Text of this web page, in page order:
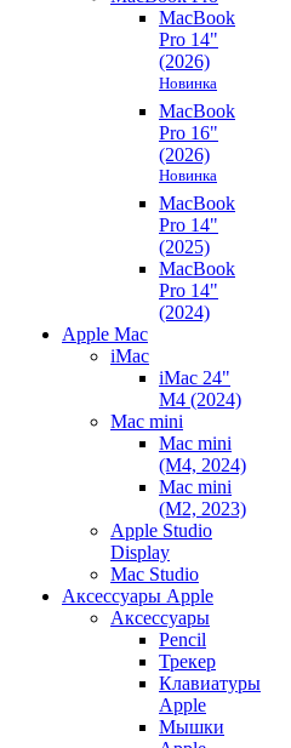
MacBook
Pro 14"
(2026)
Новинка
MacBook
Pro 16"
(2026)
Новинка
MacBook
Pro 14"
(2025)
MacBook
Pro 14"
(2024)
Apple Mac
iMac
iMac 24"
M4 (2024)
Mac mini
Mac mini
(M4, 2024)
Mac mini
(M2, 2023)
Apple Studio
Display
Mac Studio
Аксессуары Apple
Аксессуары
Pencil
Трекер
Клавиатуры
Apple
Мышки